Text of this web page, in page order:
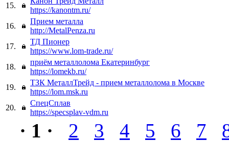
15.
https://kanontm.ru/
16.
Прием металла
http://MetalPenza.ru
17.
ТД Пионер
https://www.lom-trade.ru/
18.
приём металлолома Екатеринбург
https://lomekb.ru/
19.
ТЗК МеталлТрейд - прием металлолома в Москве
https://lom.msk.ru
20.
СпецСплав
https://specsplav-vdm.ru
· 1 · 2 3 4 5 6 7